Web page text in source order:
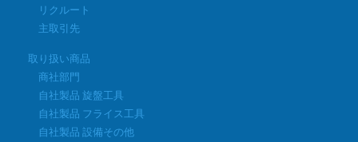
リクルート
主取引先
取り扱い商品
商社部門
自社製品 旋盤工具
自社製品 フライス工具
自社製品 設備その他